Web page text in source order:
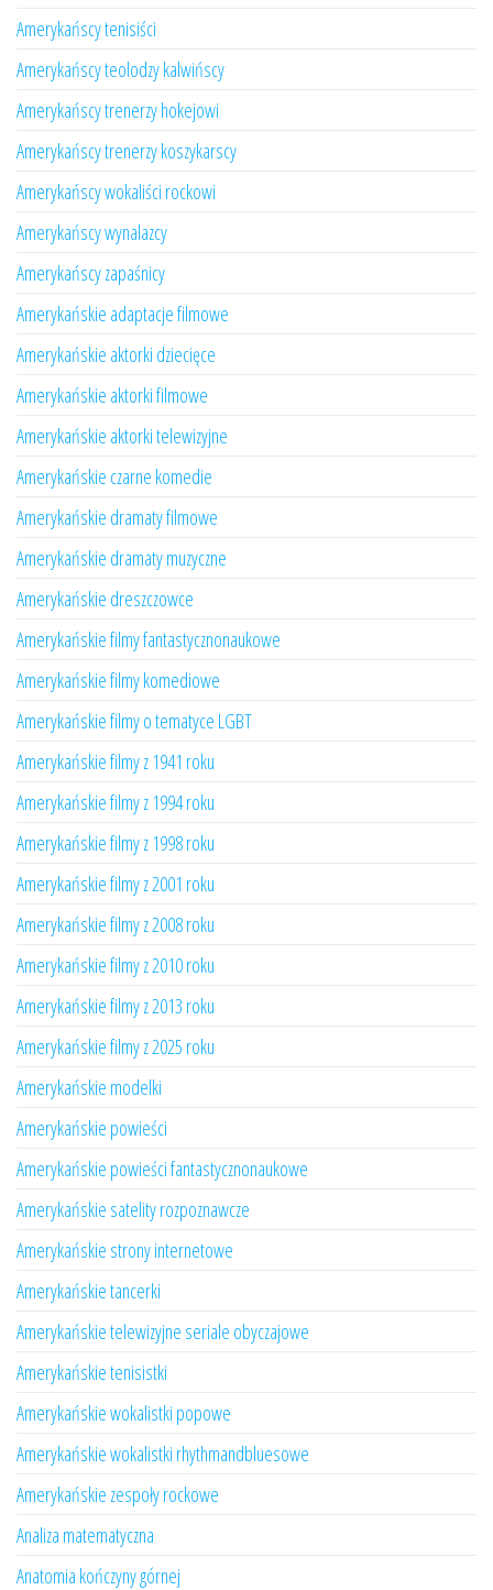
Amerykańscy tenisiści
Amerykańscy teolodzy kalwińscy
Amerykańscy trenerzy hokejowi
Amerykańscy trenerzy koszykarscy
Amerykańscy wokaliści rockowi
Amerykańscy wynalazcy
Amerykańscy zapaśnicy
Amerykańskie adaptacje filmowe
Amerykańskie aktorki dziecięce
Amerykańskie aktorki filmowe
Amerykańskie aktorki telewizyjne
Amerykańskie czarne komedie
Amerykańskie dramaty filmowe
Amerykańskie dramaty muzyczne
Amerykańskie dreszczowce
Amerykańskie filmy fantastycznonaukowe
Amerykańskie filmy komediowe
Amerykańskie filmy o tematyce LGBT
Amerykańskie filmy z 1941 roku
Amerykańskie filmy z 1994 roku
Amerykańskie filmy z 1998 roku
Amerykańskie filmy z 2001 roku
Amerykańskie filmy z 2008 roku
Amerykańskie filmy z 2010 roku
Amerykańskie filmy z 2013 roku
Amerykańskie filmy z 2025 roku
Amerykańskie modelki
Amerykańskie powieści
Amerykańskie powieści fantastycznonaukowe
Amerykańskie satelity rozpoznawcze
Amerykańskie strony internetowe
Amerykańskie tancerki
Amerykańskie telewizyjne seriale obyczajowe
Amerykańskie tenisistki
Amerykańskie wokalistki popowe
Amerykańskie wokalistki rhythmandbluesowe
Amerykańskie zespoły rockowe
Analiza matematyczna
Anatomia kończyny górnej